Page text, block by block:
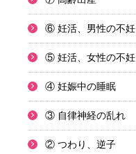
⑥ 妊活、男性の不妊
⑤ 妊活、女性の不妊
④ 妊娠中の睡眠
③ 自律神経の乱れ
② つわり、逆子